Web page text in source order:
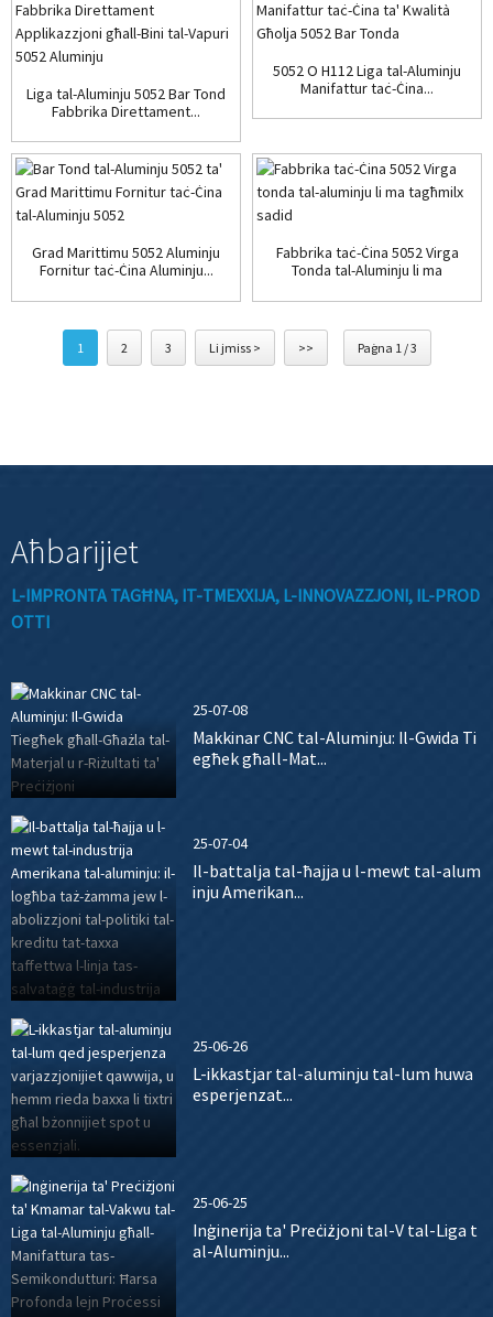
Liga tal-Aluminju 5052 Bar Tond
Fabbrika Direttament...
5052 O H112 Liga tal-Aluminju
Manifattur taċ-Ċina...
Grad Marittimu 5052 Aluminju
Fornitur taċ-Ċina Aluminju...
Fabbrika taċ-Ċina 5052 Virga
Tonda tal-Aluminju li ma
1 2 3 Li jmiss > >> Paġna 1 / 3
Aħbarijiet
L-IMPRONTA TAGĦNA, IT-TMEXXIJA, L-INNOVAZZJONI, IL-PROD
OTTI
25-07-08
Makkinar CNC tal-Aluminju: Il-Gwida Ti
egħek għall-Mat...
25-07-04
Il-battalja tal-ħajja u l-mewt tal-alum
inju Amerikan...
25-06-26
L-ikkastjar tal-aluminju tal-lum huwa
esperjenzat...
25-06-25
Inġinerija ta' Preċiżjoni tal-V tal-Liga t
al-Aluminju...